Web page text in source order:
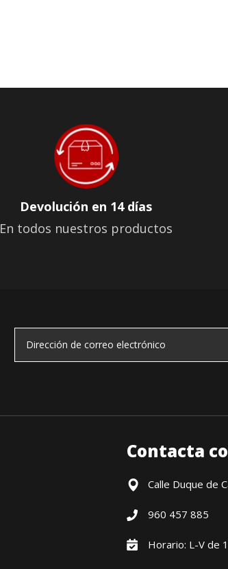
Devolución en 14 días
En todos nuestros productos
Contacta
Calle Duque de
960 457 885
Horario: L-V de